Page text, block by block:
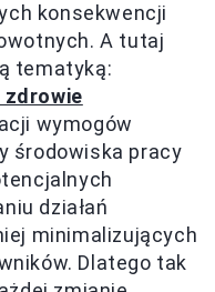
konsekwencji
A tutaj
tematyką:
zdrowie
wymogów
środowiska pracy
działań
minimalizujących
Dlatego tak